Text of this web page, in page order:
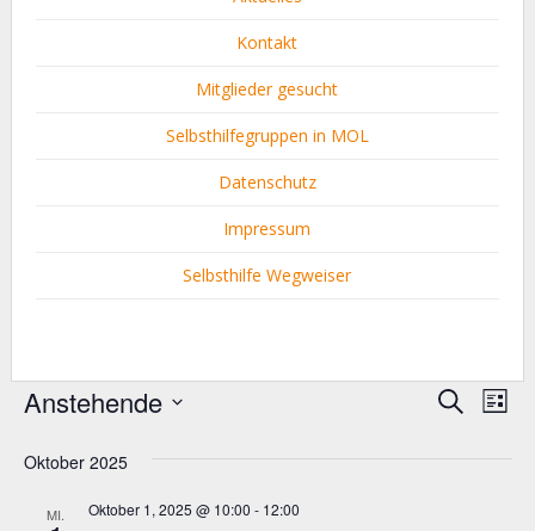
Kontakt
Mitglieder gesucht
Selbsthilfegruppen in MOL
Datenschutz
Impressum
Selbsthilfe Wegweiser
Suche
SucheListe
Anstehende
wählen.
Oktober 2025
MI. Oktober 1, 2025 @ 10:00 - 12:00